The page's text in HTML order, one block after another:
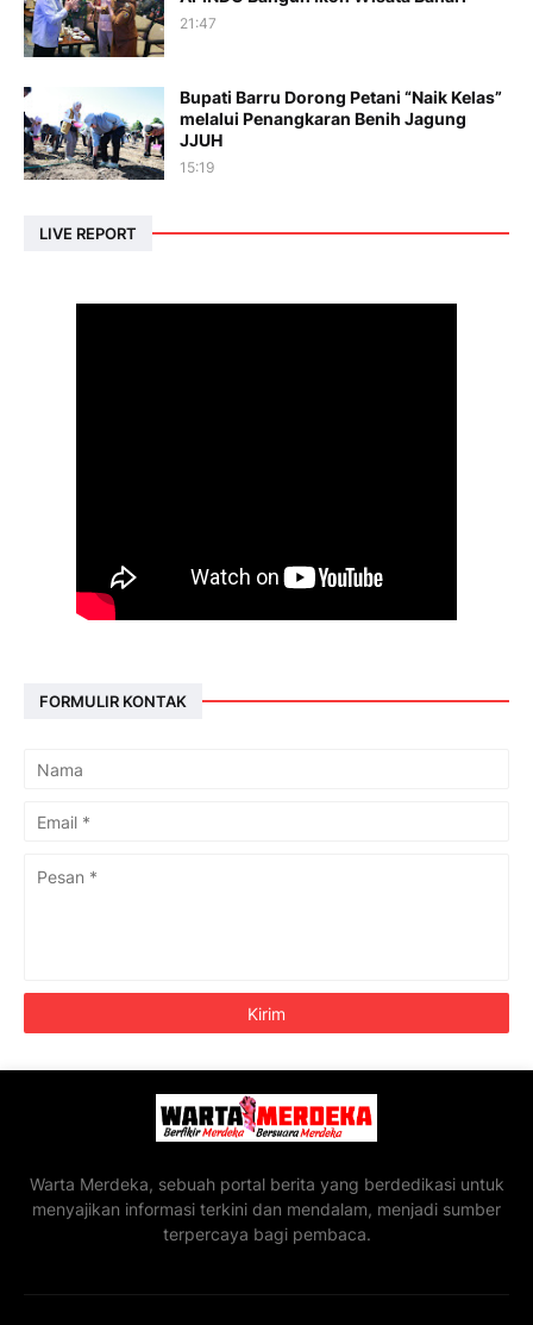
21:47
Bupati Barru Dorong Petani “Naik Kelas”
melalui Penangkaran Benih Jagung
JJUH
15:19
LIVE REPORT
FORMULIR KONTAK
Warta Merdeka, sebuah portal berita yang berdedikasi untuk
menyajikan informasi terkini dan mendalam, menjadi sumber
terpercaya bagi pembaca.